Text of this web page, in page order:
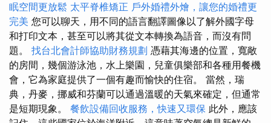
眠空間更放鬆 太平脊椎矯正 戶外婚禮外燴，讓您的婚禮更
完美 您可以聊天，用不同的語言翻譯圖像以了解外國字母
和打印文本，甚至可以將其從文本轉換為語音，而沒有問
題。 找台北會計師協助財務規劃 憑藉其海邊的位置，寬敞
的房間，幾個游泳池，水上樂園，兒童俱樂部和各種用餐機
會，它為家庭提供了一個有趣而愉快的住宿。 當然，瑞
典，丹麥，挪威和芬蘭可以通過溫暖的天氣來確定，但通常
是短期現象。 餐飲設備回收服務，快速又環保 此外，應該